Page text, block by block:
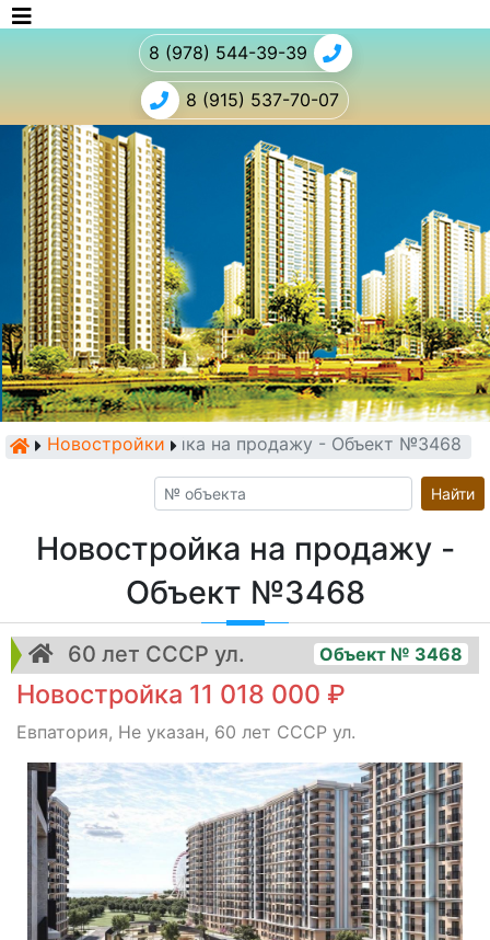
8 (978) 544-39-39
8 (915) 537-70-07
Новостройки
Новостройка на продажу - Объект №3468
Найти
Новостройка на продажу -
Объект №3468
60 лет СССР ул. Объект № 3468
Новостройка 11 018 000 ₽
Евпатория, Не указан, 60 лет СССР ул.